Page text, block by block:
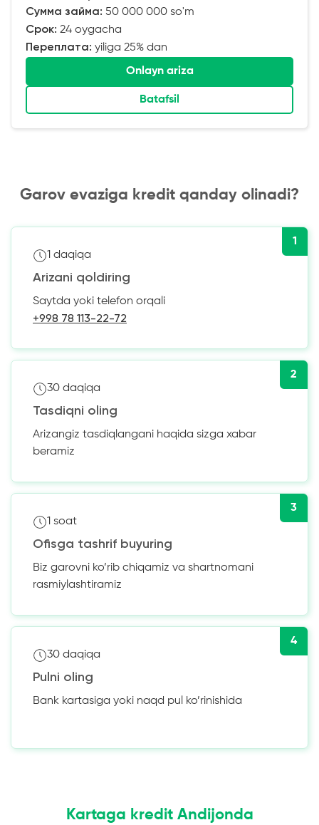
Сумма займа: 50 000 000 so'm
Срок: 24 oygacha
Переплата: yiliga 25% dan
Onlayn ariza
Batafsil
Garov evaziga kredit qanday olinadi?
1
1 daqiqa
Arizani qoldiring
Saytda yoki telefon orqali
+998 78 113-22-72
2
30 daqiqa
Tasdiqni oling
Arizangiz tasdiqlangani haqida sizga xabar
beramiz
3
1 soat
Ofisga tashrif buyuring
Biz garovni ko’rib chiqamiz va shartnomani
rasmiylashtiramiz
4
30 daqiqa
Pulni oling
Bank kartasiga yoki naqd pul ko’rinishida
Kartaga kredit Andijonda